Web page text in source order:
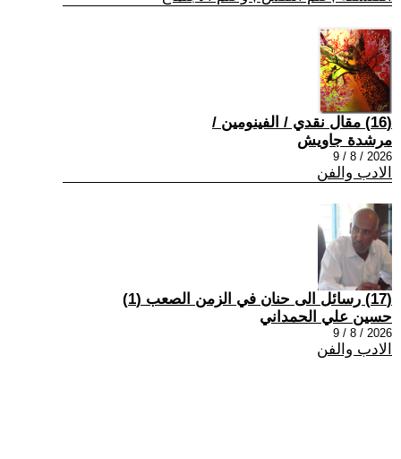
(16) مقال نقدي / الفينومين /
مرشدة جاويش
2026 / 8 / 9
الادب والفن
(17) رسائل الى حنان في الزمن الصعب (1)
حسين علي الحمداني
2026 / 8 / 9
الادب والفن